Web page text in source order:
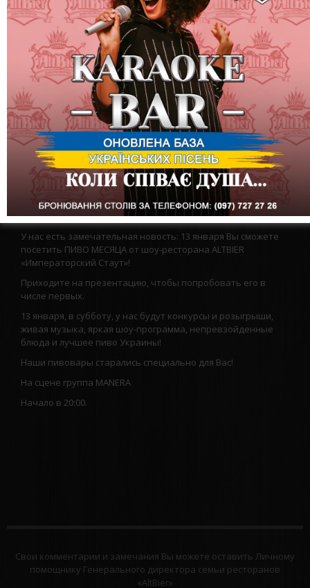
У нас есть замечательная новость: 13 января Вы сможете
посетить ПИВО МЕСЯЦА от шоу-ресторана ALTBIER
«Императорский Стаут»!
Приходите на презентацию, чтобы попробовать его в
числе первых.
13 января, в субботу, у нас будут конкурсы и розыгрыши,
живая музыка, яркая шоу-программа, непревзойденные
блюда и лучшее пиво Украины!
Наши пивовары старались специально для Вас!
На сцене группа MANERA
Начало в 20:00.
Свои комментарии и замечания Вы можете оставить Личному
помощнику Генерального директора семьи ресторанов
«AltBier»